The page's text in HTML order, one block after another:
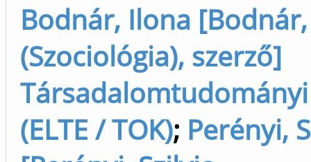
Bodnár, Ilona
(Szociológia), szerző]
(ELTE / TOK); Perényi,